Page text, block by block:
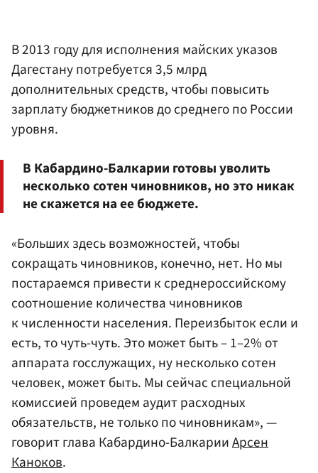
В 2013 году для исполнения майских указов
Дагестану потребуется 3,5 млрд
дополнительных средств, чтобы повысить
зарплату бюджетников до среднего по России
уровня.
В Кабардино-Балкарии готовы уволить
несколько сотен чиновников, но это никак
не скажется на ее бюджете.
«Больших здесь возможностей, чтобы
сокращать чиновников, конечно, нет. Но мы
постараемся привести к среднероссийскому
соотношение количества чиновников
к численности населения. Переизбыток если и
есть, то чуть-чуть. Это может быть – 1–2% от
аппарата госслужащих, ну несколько сотен
человек, может быть. Мы сейчас специальной
комиссией проведем аудит расходных
обязательств, не только по чиновникам», —
говорит глава Кабардино-БалкарииАрсен
Каноков.